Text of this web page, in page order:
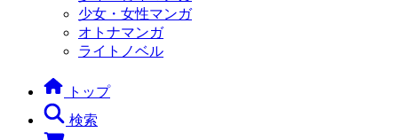
少女・女性マンガ
オトナマンガ
ライトノベル
トップ
検索